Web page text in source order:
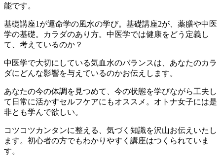
能です。
基礎講座1 が運命学の風水の学び。 基礎講座2が、薬膳や中医
学の基礎。
カラダのあり方。中医学では健康をどう定義し
て、考えているのか？
中医学で大切にしている気血水のバランスは、あなたのカラ
ダにどんな影響を与えているのかお伝えします。
あなたの今の体調を見つめて、 今の状態を学びながら工夫し
て 日常に活かすセルフケアにもオススメ。 オトナ女子には是
非とも学んで欲しい。
コツコツカンタンに整える、気づく 知識を沢山お伝えいたし
ます。 初心者の方でもわかりやすく 講座はつくられていま
す。